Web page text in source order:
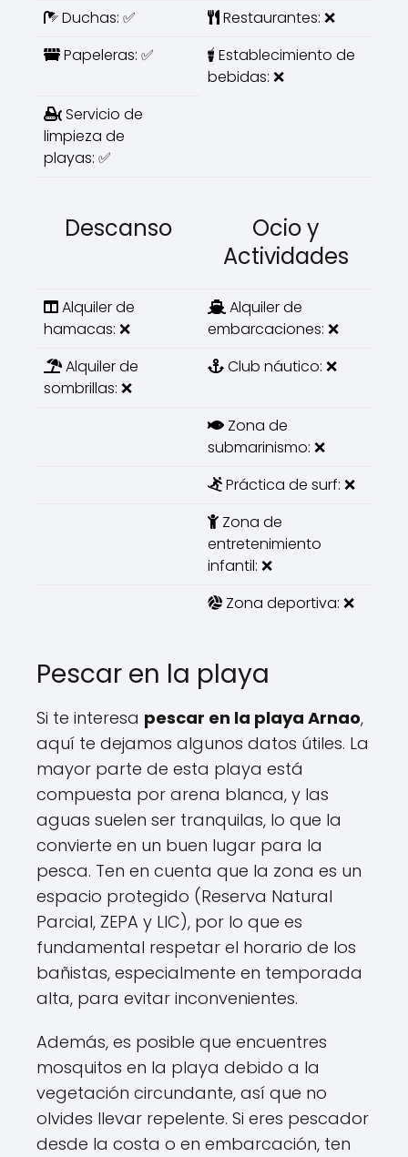
Duchas: ✅
Restaurantes: ❌
Papeleras: ✅
Establecimiento de
bebidas: ❌
Servicio de
limpieza de
playas: ✅
Descanso
Ocio y
Actividades
Alquiler de
hamacas: ❌
Alquiler de
embarcaciones: ❌
Alquiler de
sombrillas: ❌
Club náutico: ❌
Zona de
submarinismo: ❌
Práctica de surf: ❌
Zona de
entretenimiento
infantil: ❌
Zona deportiva: ❌
Pescar en la playa
Si te interesa pescar en la playa Arnao,
aquí te dejamos algunos datos útiles. La
mayor parte de esta playa está
compuesta por arena blanca, y las
aguas suelen ser tranquilas, lo que la
convierte en un buen lugar para la
pesca. Ten en cuenta que la zona es un
espacio protegido (Reserva Natural
Parcial, ZEPA y LIC), por lo que es
fundamental respetar el horario de los
bañistas, especialmente en temporada
alta, para evitar inconvenientes.
Además, es posible que encuentres
mosquitos en la playa debido a la
vegetación circundante, así que no
olvides llevar repelente. Si eres pescador
desde la costa o en embarcación, ten